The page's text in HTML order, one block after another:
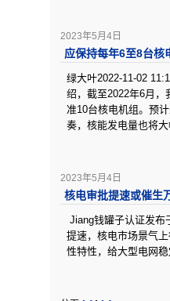
2023年5月4日
应保持每年6至8台核
绿大叶2022-11-02
绍，截至2022年6月，
准10台核电机组。预
奏，核能发电量也将
2023年5月4日
核电审批提速或催生
Jiang钱罐子认证发布
提速，核电市场景气
性特性，给大型电网稳